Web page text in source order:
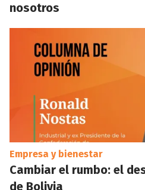
nosotros
Empresa y bienestar
Cambiar el rumbo: el
de Bolivia